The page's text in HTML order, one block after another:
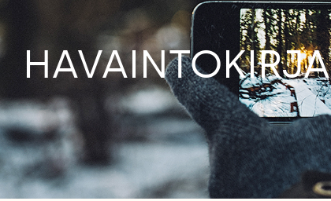
HAVAINTOKIRJA